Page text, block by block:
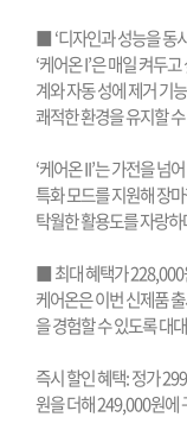
■ ‘디자인과 성능을 동
‘케어온I’은 매일 켜두
계와 자동 성에 제거 기
쾌적한 환경을 유지할
‘케어온II’는 가전을 넘
특화 모드를 지원해 장
탁월한 활용도를 자랑
■ 최대 혜택가228,000
케어온은 이번 신제품
을 경험할 수 있도록 대
즉시 할인 혜택:정가
원을 더해249,000원에